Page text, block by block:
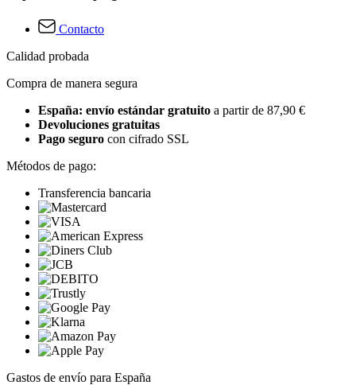
Contacto
Calidad probada
Compra de manera segura
España: envío estándar gratuito a partir de 87,90 €
Devoluciones gratuitas
Pago seguro con cifrado SSL
Métodos de pago:
Transferencia bancaria
Gastos de envío para España